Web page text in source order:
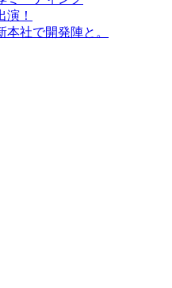
！
社で開発陣と。